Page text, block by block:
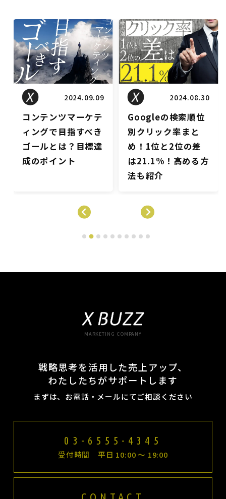
コンテンツマーケティン
グ
2024.08.30
Googleの検索順位
別クリック率まと
め！1位と2位の差
は21.1%！高める方
コンテンツマーケティン
グ
2024.08.20
SEO記事とは？1位
を狙える書き方を事
例付きで解説！ゴミ
と批判される理由も
MARKETING COMPANY
戦略思考を活用した売上アップ、
わたしたちがサポートします
まずは、お電話・メールにてご相談ください
03-6555-4345
受付時間 平日 10:00 〜 19:00